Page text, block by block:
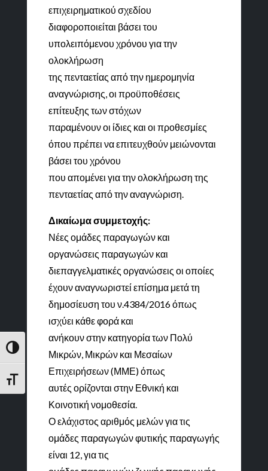
Εναλλαγή Υψηλής Αντίθεσης
Εναλλαγή Μεγέθους Γραμμάτων
επιχειρηματικού σχεδίου
διαφοροποιείται βάσει του
υπολειπόμενου χρόνου για την
ολοκλήρωση
της πενταετίας από την ημερομηνία
αναγνώρισης, οι προϋποθέσεις
επίτευξης των στόχων
παραμένουν οι ίδιες και οι προθεσμίες
όπου πρέπει να επιτευχθούν μειώνονται
βάσει του χρόνου
που απομένει για την ολοκλήρωση της
πενταετίας από την αναγνώριση.
Δικαίωμα συμμετοχής:
Νέες ομάδες παραγωγών και
οργανώσεις παραγωγών και
διεπαγγελματικές οργανώσεις οι οποίες
έχουν αναγνωριστεί επίσημα μετά τη
δημοσίευση του ν.4384/2016 όπως
ισχύει κάθε φορά και
ανήκουν στην κατηγορία των Πολύ
Μικρών, Μικρών και Μεσαίων
Επιχειρήσεων (ΜΜΕ) όπως
αυτές ορίζονται στην Εθνική και
Κοινοτική νομοθεσία.
Ο ελάχιστος αριθμός μελών για τις
ομάδες παραγωγών φυτικής παραγωγής
είναι 12, για τις